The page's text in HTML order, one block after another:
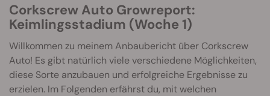
Corkscrew Auto Growreport:
Keimlingsstadium (Woche 1)
Willkommen zu meinem Anbaubericht über Corkscrew
Auto! Es gibt natürlich viele verschiedene Möglichkeiten,
diese Sorte anzubauen und erfolgreiche Ergebnisse zu
erzielen. Im Folgenden erfährst du, mit welchen